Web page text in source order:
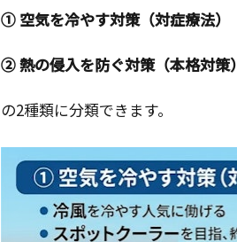
① 空気を冷やす対策（対症療法）
② 熱の侵入を防ぐ対策（本格対策）
の2種類に分類できます。